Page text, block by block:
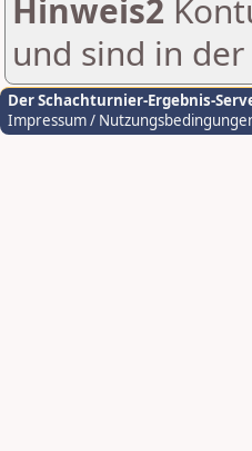
Hinweis2
und sind in
Der Schachturnier-Ergebnis-
Impressum /